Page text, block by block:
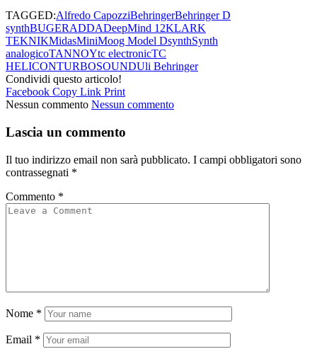
TAGGED:Alfredo CapozziBehringerBehringer D
synthBUGERADDADeepMind 12KLARK
TEKNIKMidasMiniMoog Model DsynthSynth
analogicoTANNOYtc electronicTC
HELICONTURBOSOUNDUli Behringer
Condividi questo articolo!
Facebook Copy Link Print
Nessun commento Nessun commento
Lascia un commento
Il tuo indirizzo email non sarà pubblicato. I campi obbligatori sono
contrassegnati *
Commento *
Nome *
Email *